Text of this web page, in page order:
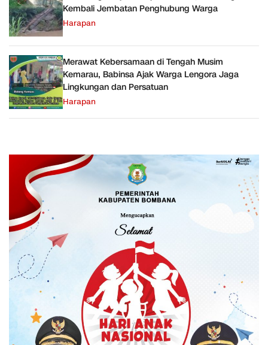
Kembali Jembatan Penghubung Warga
Harapan
Merawat Kebersamaan di Tengah Musim
Kemarau, Babinsa Ajak Warga Lengora Jaga
Lingkungan dan Persatuan
Harapan